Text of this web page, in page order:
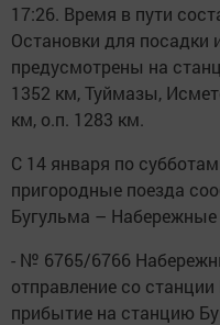
17:26. Время в пути
Остановки для
предусмотрены на
1352 км, Туймазы,
км, о.п. 1283 км.
С 14 января по
пригородные поезда
Бугульма –
- № 6765/6766
отправление со
прибытие на станцию